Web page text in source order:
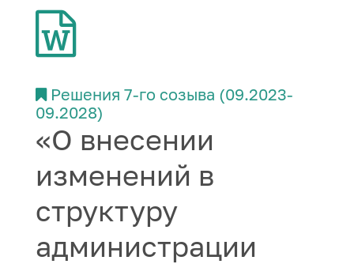
Решения 7-го созыва (09.2023-
09.2028)
«О внесении
изменений в
структуру
администрации